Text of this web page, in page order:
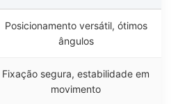
Posicionamento versátil, ótimos
ângulos
Fixação segura, estabilidade em
movimento